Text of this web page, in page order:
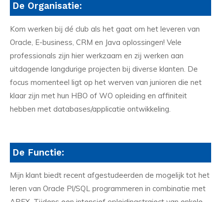
De Organisatie:
Kom werken bij dé club als het gaat om het leveren van
Oracle, E-business, CRM en Java oplossingen! Vele
professionals zijn hier werkzaam en zij werken aan
uitdagende langdurige projecten bij diverse klanten. De
focus momenteel ligt op het werven van junioren die net
klaar zijn met hun HBO of WO opleiding en affiniteit
hebben met databases/applicatie ontwikkeling.
De Functie:
Mijn klant biedt recent afgestudeerden de mogelijk tot het
leren van Oracle Pl/SQL programmeren in combinatie met